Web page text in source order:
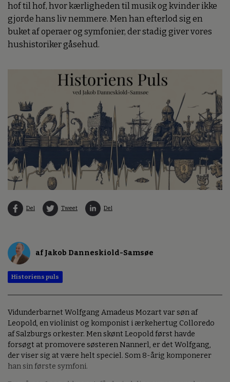
hof til hof, hvor kærligheden til musik og kvinder ikke
gjorde hans liv nemmere. Men han efterlod sig en
buket af operaer og symfonier, der stadig giver vores
hushistoriker gåsehud.
Del Tweet Del
af Jakob Danneskiold-Samsøe
Historiens puls
Vidunderbarnet Wolfgang Amadeus Mozart var søn af
Leopold, en violinist og komponist i ærkehertug Colloredo
af Salzburgs orkester. Men skønt Leopold først havde
forsøgt at promovere søsteren Nannerl, er det Wolfgang,
der viser sig at være helt speciel. Som 8-årig komponerer
han sin første symfoni.